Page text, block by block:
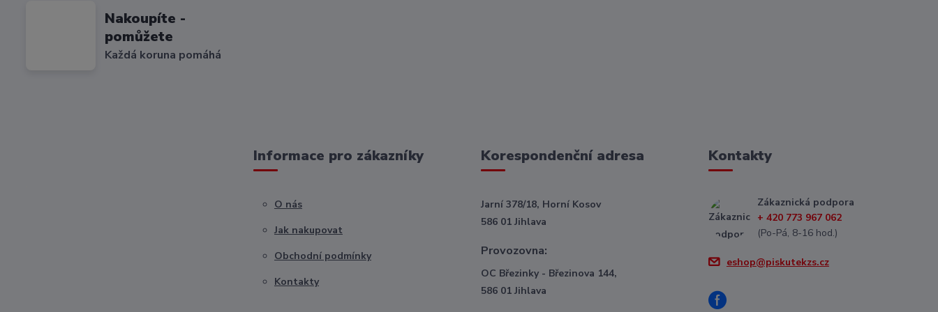
Nakoupíte -
pomůžete
Každá koruna pomáhá
Informace pro zákazníky
O nás
Jak nakupovat
Obchodní podmínky
Kontakty
Korespondenční adresa
Jarní 378/18, Horní Kosov
586 01 Jihlava
Provozovna:
OC Březinky - Březinova 144,
586 01 Jihlava
Kontakty
Zákaznická podpora
+ 420 773 967 062
(Po-Pá, 8-16 hod.)
eshop@piskutekzs.cz